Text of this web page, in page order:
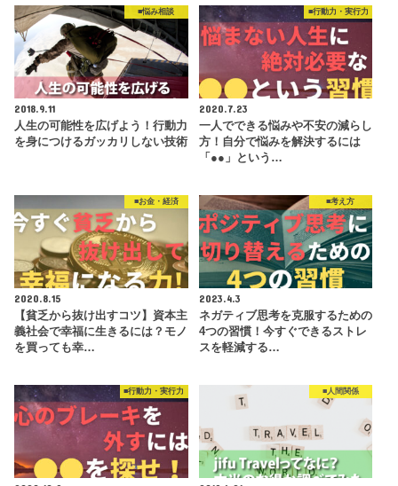
■悩み相談
2018.9.11
人生の可能性を広げよう！行動力
を身につけるガッカリしない技術
■行動力・実行力
2020.7.23
一人でできる悩みや不安の減らし
方！自分で悩みを解決するには
「●●」という…
■お金・経済
2020.8.15
【貧乏から抜け出すコツ】資本主
義社会で幸福に生きるには？モノ
を買っても幸…
■考え方
2023.4.3
ネガティブ思考を克服するための
4つの習慣！今すぐできるストレ
スを軽減する…
■行動力・実行力 ■人間関係